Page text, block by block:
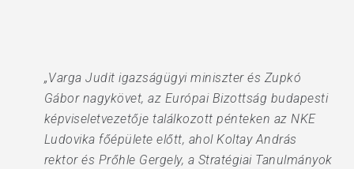
„Varga Judit igazságügyi miniszter és Zupkó
Gábor nagykövet, az Európai Bizottság budapesti
képviseletvezetője találkozott pénteken az NKE
Ludovika főépülete előtt, ahol Koltay András
rektor és Prőhle Gergely, a Stratégiai Tanulmányok